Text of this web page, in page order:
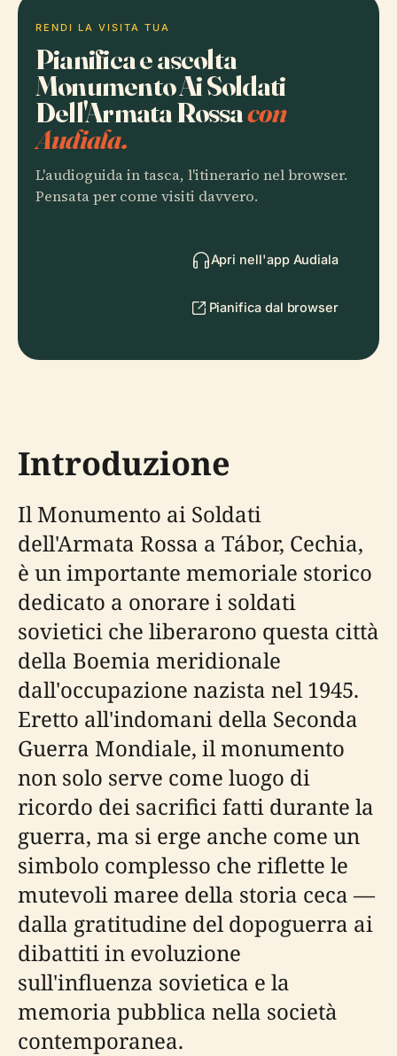
RENDI LA VISITA TUA
Pianifica e ascolta
Monumento Ai Soldati
Dell'Armata Rossacon
Audiala.
L'audioguida in tasca, l'itinerario nel browser.
Pensata per come visiti davvero.
Apri nell'app Audiala
Pianifica dal browser
Introduzione
Il Monumento ai Soldati
dell'Armata Rossa a Tábor, Cechia,
è un importante memoriale storico
dedicato a onorare i soldati
sovietici che liberarono questa città
della Boemia meridionale
dall'occupazione nazista nel 1945.
Eretto all'indomani della Seconda
Guerra Mondiale, il monumento
non solo serve come luogo di
ricordo dei sacrifici fatti durante la
guerra, ma si erge anche come un
simbolo complesso che riflette le
mutevoli maree della storia ceca —
dalla gratitudine del dopoguerra ai
dibattiti in evoluzione
sull'influenza sovietica e la
memoria pubblica nella società
contemporanea.